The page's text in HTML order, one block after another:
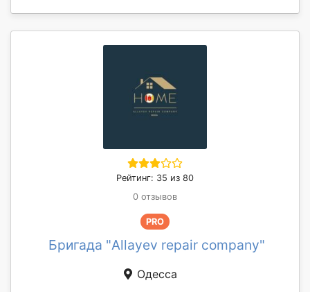
Рейтинг: 35 из 80
0 отзывов
PRO
Бригада "Allayev repair company"
Одесса